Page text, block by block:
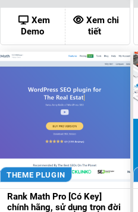
là:
500,000 ₫.
tại
là:
80,000 ₫.
Xem
Demo
Xem chi
tiết
THEME PLUGIN
Rank Math Pro [Có Key]
chính hãng, sử dụng trọn đời